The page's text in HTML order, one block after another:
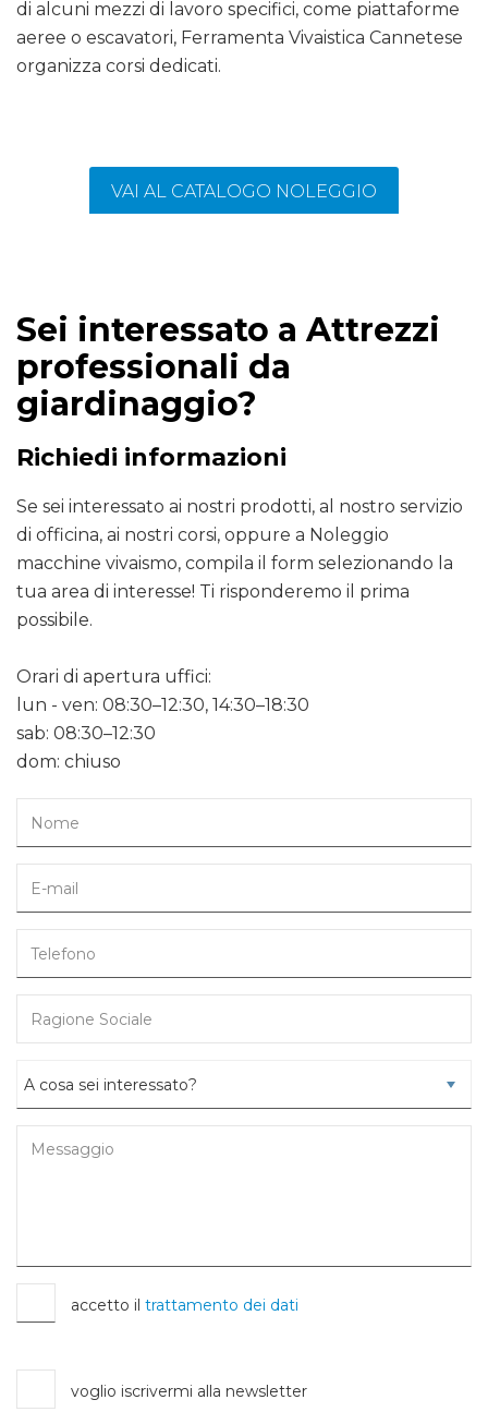
di alcuni mezzi di lavoro specifici, come piattaforme
aeree o escavatori, Ferramenta Vivaistica Cannetese
organizza corsi dedicati.
VAI AL CATALOGO NOLEGGIO
Sei interessato a Attrezzi
professionali da
giardinaggio?
Richiedi informazioni
Se sei interessato ai nostri prodotti, al nostro servizio
di officina, ai nostri corsi, oppure a Noleggio
macchine vivaismo, compila il form selezionando la
tua area di interesse! Ti risponderemo il prima
possibile.
Orari di apertura uffici:
lun - ven: 08:30–12:30, 14:30–18:30
sab: 08:30–12:30
dom: chiuso
accetto il trattamento dei dati
voglio iscrivermi alla newsletter